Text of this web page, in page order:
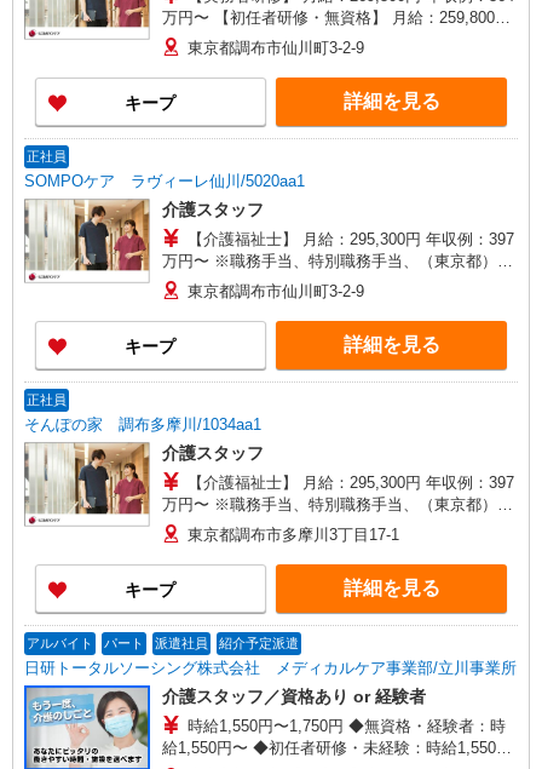
万円〜 【初任者研修・無資格】 月給：259,800円
年収例：351万円〜 ※職務手当、（東京都）居住
支援特別手当、日祝手当（月平均2回分）、夜勤手
当（月平均5回分）等、毎月平均的に支払われる手
当を含みます。 ※居住支援特別手当は勤続5年目
までの方はさらに1万円支給（再入社は除く） ◎
間外手当支給（超過1分〜）
東京都調布市仙川町3-2-9
キープ 詳細を見る
正社員
SOMPOケア ラヴィーレ仙川/5020aa1
介護スタッフ
【介護福祉士】 月給：295,300円 年収例：397
万円〜 ※職務手当、特別職務手当、（東京都）居
住支援特別手当、働きがい向上手当、日祝手当
（月平均2回分）、夜勤手当（月平均5回分）等、
毎月平均的に支払われる手当を含みます。 ※居住
支援特別手当は勤続5年目までの方はさらに1万円
支給（再入社は除く） ◎賞与：基本給2.08ヶ月分/
分〜）
東京都調布市仙川町3-2-9
キープ 詳細を見る
正社員
そんぽの家 調布多摩川/1034aa1
介護スタッフ
【介護福祉士】 月給：295,300円 年収例：397
万円〜 ※職務手当、特別職務手当、（東京都）居
住支援特別手当、働きがい向上手当、日祝手当
（月平均2回分）、夜勤手当（月平均5回分）等、
毎月平均的に支払われる手当を含みます。 ※居住
支援特別手当は勤続5年目までの方はさらに1万円
支給（再入社は除く） ◎賞与：基本給2.08ヶ月分/
年支給 ◎残業時は別途時間外手当支給（超過1
分〜）
東京都調布市多摩川3丁目17-1
キープ 詳細を見る
アルバイト パート 派遣社員 紹介予定派遣
日研トータルソーシング株式会社 メディカルケア事業部/立川事業所
介護スタッフ／資格あり or 経験者
時給1,550円〜1,750円 ◆無資格・経験者：時
給1,550円〜 ◆初任者研修・未経験：時給1,550